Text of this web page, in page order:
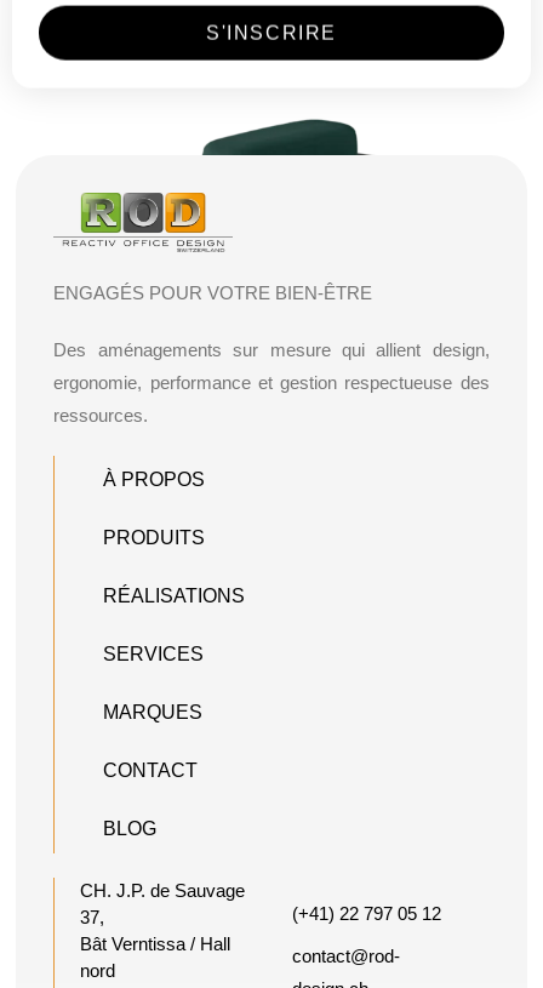
ENGAGÉS POUR VOTRE BIEN-ÊTRE
Des aménagements sur mesure qui allient design,
ergonomie, performance et gestion respectueuse des
ressources.
À PROPOS
PRODUITS
RÉALISATIONS
SERVICES
MARQUES
CONTACT
BLOG
CH. J.P. de Sauvage
37,
Bât Verntissa / Hall
nord
(+41) 22 797 05 12
contact@rod-